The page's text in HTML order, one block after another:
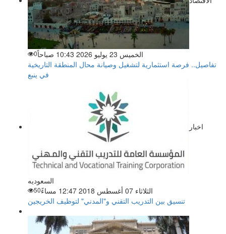
الخميس 23 يوليو 2026 10:43 صباحاً 0
تفاصيل.. فرصة استثمارية لتشغيل وصيانة محال المنطقة التاريخية
في ينبع
اخبار
السعوديه
الثلاثاء 07 أغسطس 2018 12:47 مساءً
50
تنسيق بين التدريب التقني و"المدني" لتوظيف الخريجين